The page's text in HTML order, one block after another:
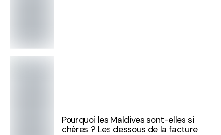
Pourquoi les Maldives sont-elles si
chères ? Les dessous de la facture